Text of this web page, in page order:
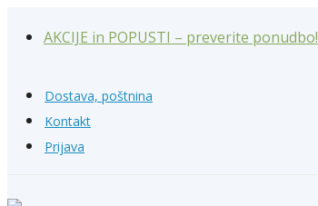
AKCIJE in POPUSTI – preverite ponudbo!
Dostava, poštnina
Kontakt
Prijava